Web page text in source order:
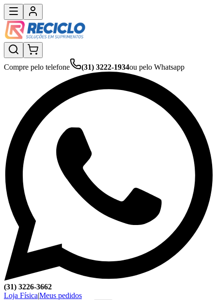
Compre pelo telefone (31) 3222-1934ou pelo Whatsapp
(31) 3226-3662
Loja Física|Meus pedidos